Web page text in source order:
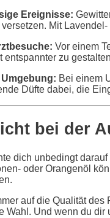
Ereignisse:
Mit
Vor einem
entspannter zu
Umgebung: Bei einem
Düfte dabei, die
bei der
dich unbedingt
oder Orangenöl
auf die Qualität des
Wahl. Und wenn du dir